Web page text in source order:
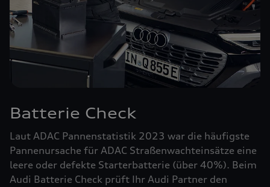
Batterie Check
Laut ADAC Pannenstatistik 2023 war die häufigste
Pannenursache für ADAC Straßenwachteinsätze eine
leere oder defekte Starterbatterie (über 40%). Beim
Audi Batterie Check prüft Ihr Audi Partner den